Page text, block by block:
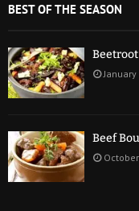
BEST OF THE SEASON
Beef